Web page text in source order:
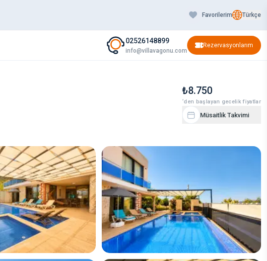
Favorilerim Türkçe
02526148899
info@villavagonu.com
Rezervasyonlarım
₺8.750
‘den başlayan gecelik fiyatlar
Müsaitlik Takvimi